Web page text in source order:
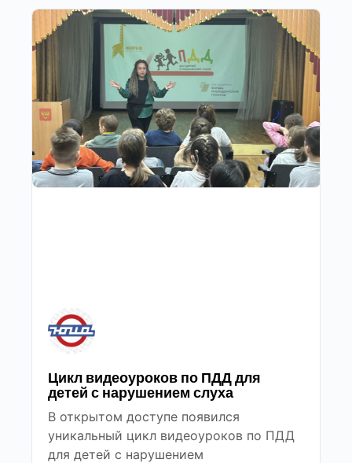
Другие публикации
Цикл видеоуроков по ПДД для
детей с нарушением слуха
В открытом доступе появился
уникальный цикл видеоуроков по ПДД
для детей с нарушением